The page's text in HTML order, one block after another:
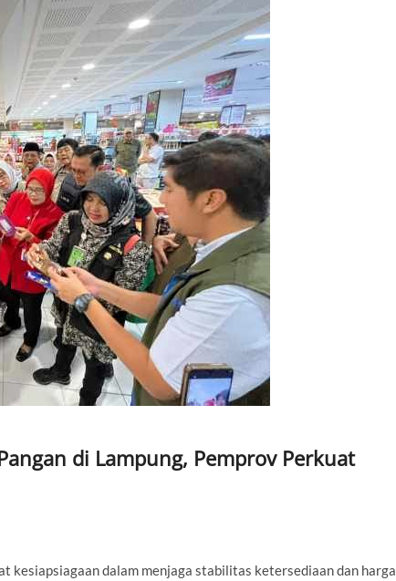
di Lampung, Pemprov Perkuat
kesiapsiagaan dalam menjaga stabilitas ketersediaan dan harga